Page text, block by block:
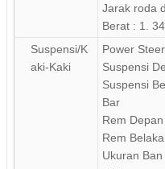
Jarak roda
Berat : 1.
Suspensi/K
aki-Kaki
Power
Suspensi
Suspensi
Bar
Rem
Rem
Ukuran